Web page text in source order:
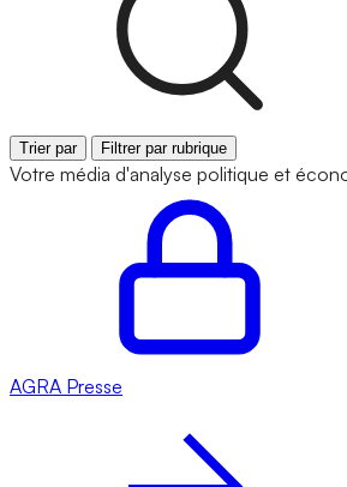
Trier par Filtrer par rubrique
Votre média d'analyse politique et
AGRA Presse